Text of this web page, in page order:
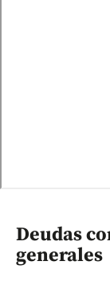
Deudas
generales